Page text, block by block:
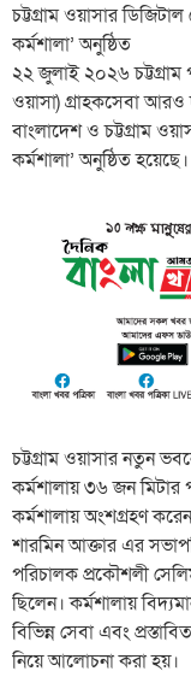
চট্টগ্রাম ওয়াসার
কর্মশালা’ অনুষ্ঠিত
২২ জুলাই ২০২৬ চট্টগ্রাম
ওয়াসা) গ্রাহকসেবা আরও
বাংলাদেশ ও চট্টগ্রাম
কর্মশালা’ অনুষ্ঠিত হয়েছে।
চট্টগ্রাম ওয়াসার নতুন
কর্মশালায় ৩৬ জন মিটার
কর্মশালায় অংশগ্রহণ
শারমিন অাক্তার এর
পরিচালক প্রকৌশলী
ছিলেন। কর্মশালায়
বিভিন্ন সেবা এবং
নিয়ে আলোচনা করা হয়।